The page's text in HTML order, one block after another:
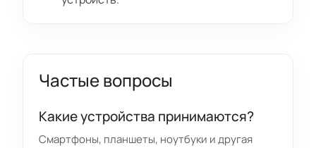
Частые вопросы
Какие устройства принимаются?
Смартфоны, планшеты, ноутбуки и другая